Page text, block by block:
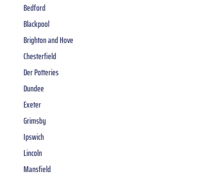
Bedford
Blackpool
Brighton and Hove
Chesterfield
Der Potteries
Dundee
Exeter
Grimsby
Ipswich
Lincoln
Mansfield